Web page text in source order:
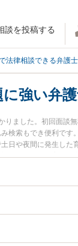
談を投稿する
法律相談できる弁護士
強い弁
ました。初回面
検索もでき便利で
日や夜間に発生し
回相談無料で育児